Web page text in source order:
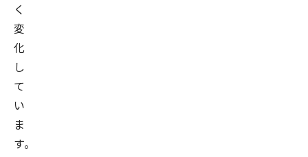
く
変
化
し
て
い
ま
す。